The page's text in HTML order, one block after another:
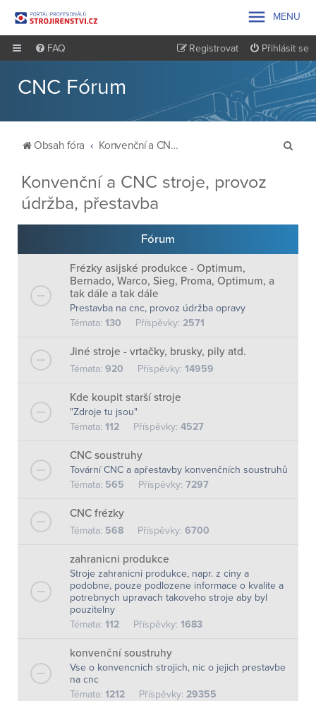
 MENU
FAQ Přihlásit se
Registrovat
CNC Fórum
Obsah fóra Konvenční a CNC stroje, provoz údržba, přestavba
a
Konvenční a CNC stroje, provoz
údržba, přestavba
Fórum
Frézky asijské produkce - Optimum,
Bernado, Warco, Sieg, Proma, Optimum, a
tak dále a tak dále
Prestavba na cnc, provoz údržba opravy
Témata: 130 Příspěvky: 2571
Jiné stroje - vrtačky, brusky, pily atd.
Témata: 920 Příspěvky: 14959
Kde koupit starší stroje
"Zdroje tu jsou"
Témata: 112 Příspěvky: 4527
CNC soustruhy
Tovární CNC a apřestavby konvenčních soustruhů
Témata: 565 Příspěvky: 7297
CNC frézky
Témata: 568 Příspěvky: 6700
zahranicni produkce
Stroje zahranicni produkce, napr. z ciny a
podobne, pouze podlozene informace o kvalite a
potrebnych upravach takoveho stroje aby byl
pouzitelny
Témata: 112 Příspěvky: 1683
konvenční soustruhy
Vse o konvencnich strojich, nic o jejich prestavbe
na cnc
Témata: 1212 Příspěvky: 29355